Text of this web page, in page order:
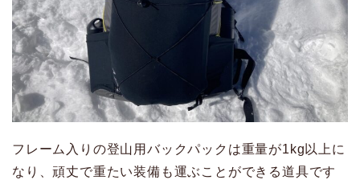
フレーム入りの登山用バックパックは重量が1kg以上に
なり、頑丈で重たい装備も運ぶことができる道具です